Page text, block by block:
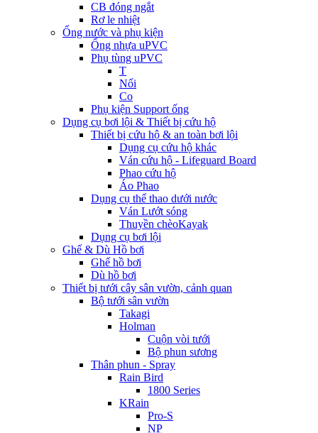
CB đóng ngắt
Rơ le nhiệt
Ống nước và phụ kiện
Ống nhựa uPVC
Phụ tùng uPVC
T
Nối
Co
Phụ kiện Support ống
Dụng cụ bơi lội & Thiết bị cứu hộ
Thiết bị cứu hộ & an toàn bơi lội
Dụng cụ cứu hộ khác
Ván cứu hộ - Lifeguard Board
Phao cứu hộ
Áo Phao
Dụng cụ thể thao dưới nước
Ván Lướt sóng
Thuyền chèoKayak
Dụng cụ bơi lội
Ghế & Dù Hồ bơi
Ghế hồ bơi
Dù hồ bơi
Thiết bị tưới cây sân vườn, cảnh quan
Bộ tưới sân vườn
Takagi
Holman
Cuộn vòi tưới
Bộ phun sương
Thân phun - Spray
Rain Bird
1800 Series
KRain
Pro-S
NP